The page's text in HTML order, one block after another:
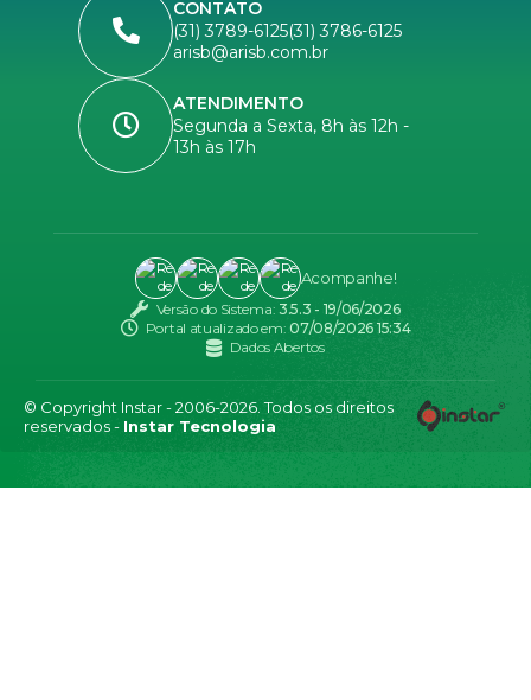
CONTATO
(31) 3789-6125(31) 3786-6125
arisb@arisb.com.br
ATENDIMENTO
Segunda a Sexta, 8h às 12h -
13h às 17h
Versão do Sistema: 3.5.3 - 19/06/2026
Portal atualizado em:07/08/2026 15:34
Dados Abertos
Acompanhe!
© Copyright Instar - 2006-2026. Todos os direitos
reservados - Instar Tecnologia